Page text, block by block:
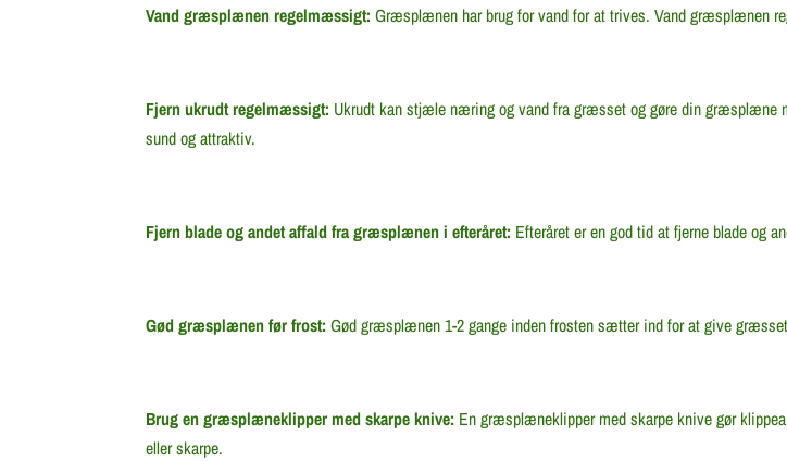
Vand græsplænen regelmæssigt: Græsplænen har brug for vand for at trives. Vand græsplænen
Fjern ukrudt regelmæssigt: Ukrudt kan stjæle næring og vand fra græsset og gøre din græsplæne
sund og attraktiv.
Fjern blade og andet affald fra græsplænen i efteråret: Efteråret er en god tid at fjerne blade
Gød græsplænen før frost: Gød græsplænen 1-2 gange inden frosten sætter ind for at give
Brug en græsplæneklipper med skarpe knive: En græsplæneklipper med skarpe knive gør
eller skarpe.